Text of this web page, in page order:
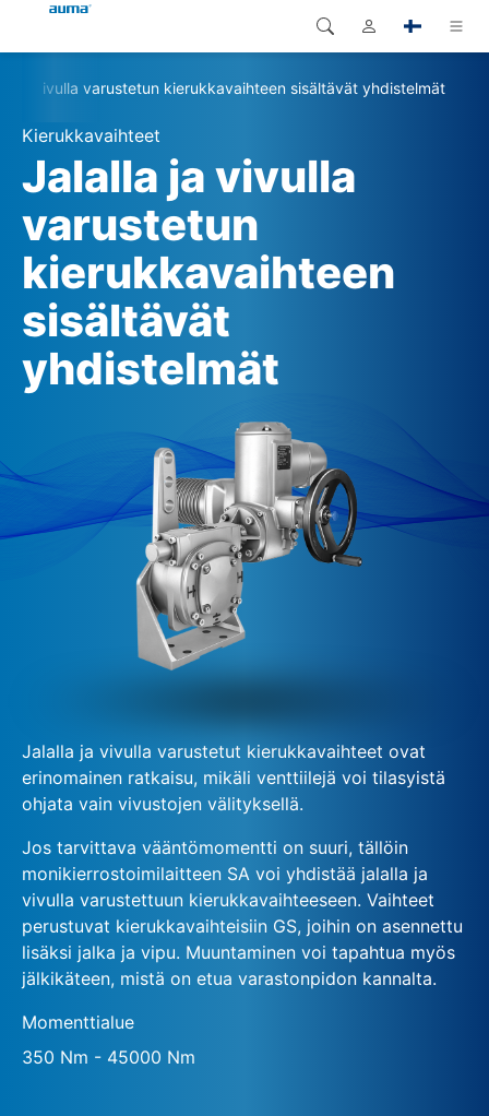
Tuotteet
Ratkaisut
Dokumentit
Huolto
Yritys
Yhteystiedot
Global
Eurooppa
Aasia ja Tyynen valtameren
alue
Pohjois-Amerikka
Haku
ja vivulla varustetun kierukkavaihteen sisältävät yhdistelmät
Kierukkavaihteet
Jalalla ja vivulla
varustetun
kierukkavaihteen
sisältävät
yhdistelmät
Jalalla ja vivulla varustetut kierukkavaihteet ovat
erinomainen ratkaisu, mikäli venttiilejä voi tilasyistä
ohjata vain vivustojen välityksellä.
Jos tarvittava vääntömomentti on suuri, tällöin
monikierrostoimilaitteen SA voi yhdistää jalalla ja
vivulla varustettuun kierukkavaihteeseen. Vaihteet
perustuvat kierukkavaihteisiin GS, joihin on asennettu
lisäksi jalka ja vipu. Muuntaminen voi tapahtua myös
jälkikäteen, mistä on etua varastonpidon kannalta.
Momenttialue
350 Nm - 45000 Nm